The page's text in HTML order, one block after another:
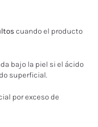
cuando el producto
bajo la piel si el ácido
superficial.
por exceso de